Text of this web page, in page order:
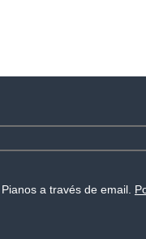
a través de email.